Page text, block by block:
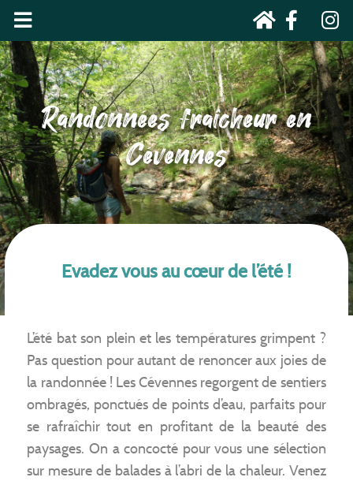
Randonnées fraîcheur en
Cévennes
Evadez vous au cœur de l’été !
L’été bat son plein et les températures grimpent ?
Pas question pour autant de renoncer aux joies de
la randonnée ! Les Cévennes regorgent de sentiers
ombragés, ponctués de points d’eau, parfaits pour
se rafraîchir tout en profitant de la beauté des
paysages. On a concocté pour vous une sélection
sur mesure de balades à l’abri de la chaleur. Venez